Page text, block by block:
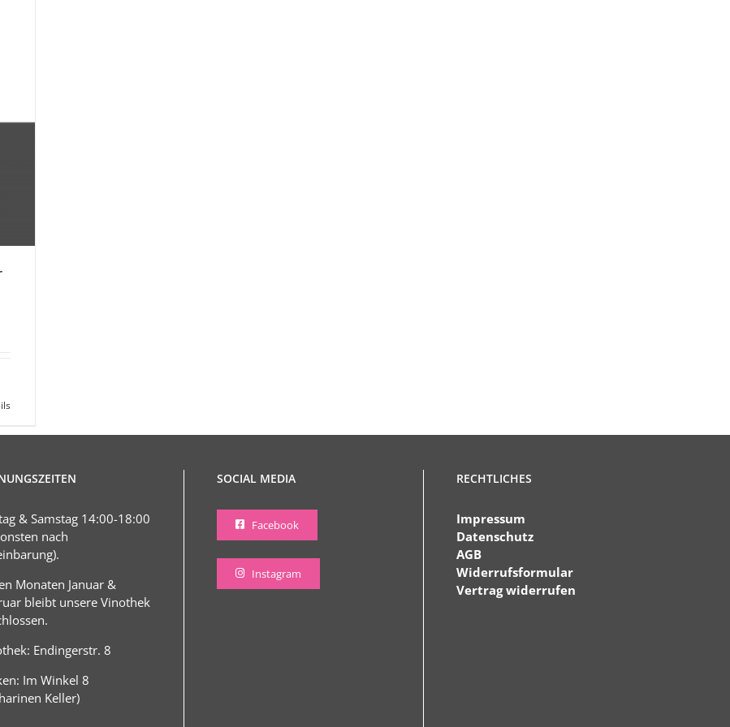
& Samstag 14:00-18:00
nach
Monaten Januar &
bleibt unsere Vinothek
Endingerstr. 8
Im Winkel 8
Keller)
SOCIAL MEDIA
Facebook
Instagram
RECHTLICHES
Impressum
Datenschutz
AGB
Widerrufsformular
Vertrag widerrufen